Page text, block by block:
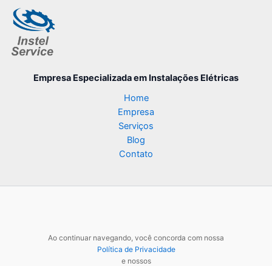
Empresa Especializadaem Instalações Elétricas
Home
Empresa
Serviços
Blog
Contato
Ao continuar navegando, você concorda com nossa
Política de Privacidade
e nossos